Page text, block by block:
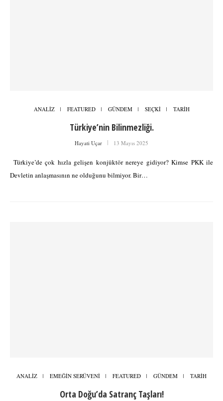
ANALİZ FEATURED GÜNDEM SEÇKİ TARİH
Türkiye’nin Bilinmezliği.
Hayati Uçar 13 Mayıs 2025
Türkiye’de çok hızla gelişen konjüktör nereye gidiyor? Kimse PKK ile
Devletin anlaşmasının ne olduğunu bilmiyor. Bir…
ANALİZ EMEĞİN SERÜVENİ FEATURED GÜNDEM TARİH
Orta Doğu’da Satranç Taşları!